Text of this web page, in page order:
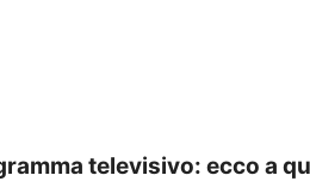
televisivo: ecco a